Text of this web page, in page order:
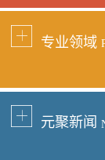
专业领域
元聚新闻